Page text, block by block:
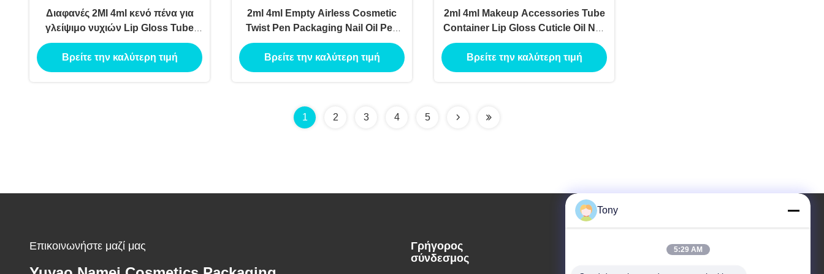
Διαφανές 2Ml 4ml κενό πένα για
γλείψιμο νυχιών Lip Gloss Tube
Cuticle Oil Twist
Βρείτε την καλύτερη τιμή
2ml 4ml Empty Airless Cosmetic
Twist Pen Packaging Nail Oil Pen
With Brush Tip Custom Twist
Brush Twist Pen Tubes
Βρείτε την καλύτερη τιμή
2ml 4ml Makeup Accessories Tube
Container Lip Gloss Cuticle Oil Nail
Polish Empty Twist Pen With Brush
Applicator
Βρείτε την καλύτερη τιμή
1 2 3 4 5
Επικοινωνήστε μαζί μας
Γρήγορος
σύνδεσμος
Tony
5:29 AM